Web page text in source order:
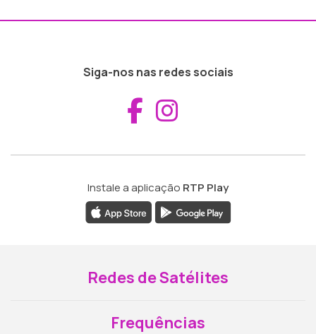
Siga-nos nas redes sociais
Aceder ao
Instale a aplicação RTP Play
Redes de Satélites
Frequências